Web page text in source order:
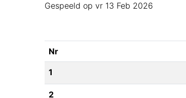
Gespeeld op vr 13 Feb 2026
Nr
1
2